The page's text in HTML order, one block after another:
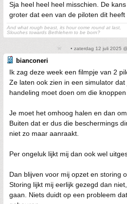
Sja heel heel heel misschien. De
groter dat een van de piloten dit heeft
And what rough beast, its hour come round at last,
Slouches towards Bethlehem to be born?
• zaterdag 12 juli 2025
bianconeri
Ik zag deze week een filmpje van 2
Ze laten ook zien in een simulator
handeling moet doen om die knoppen
Je moet het omhoog halen en dan
Buiten dat er dus die beschermings
niet zo maar aanraakt.
Per ongeluk lijkt mij dan ook wel
Dan blijven voor mij opzet en storing
Storing lijkt mij eerlijk gezegd dan
gaan. Niets duidt op een probleem